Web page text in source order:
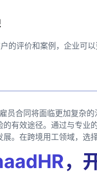
的评价和案例，企业可
员合同将面临更加复杂
的有效途径。通过与专业
。在跨境用工领域，选
，